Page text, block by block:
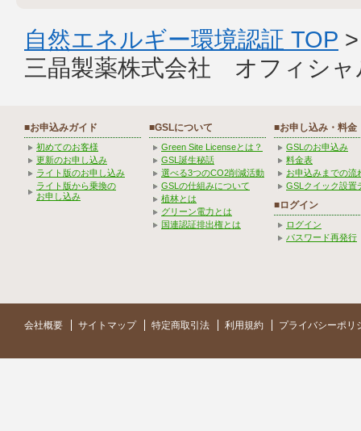
自然エネルギー環境認証 TOP
三晶製薬株式会社 オフィシャ
■お申込みガイド
初めてのお客様
更新のお申し込み
ライト版のお申し込み
ライト版から乗換の
お申し込み
■GSLについて
Green Site Licenseとは？
GSL誕生秘話
選べる3つのCO2削減活動
GSLの仕組みについて
植林とは
グリーン電力とは
国連認証排出権とは
■お申し込み・料金
GSLのお申込み
料金表
お申込みまでの流
GSLクイック設置
■ログイン
ログイン
パスワード再発行
会社概要 サイトマップ 特定商取引法 利用規約 プライバシーポリ